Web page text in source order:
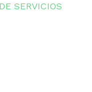
SERVICIOS